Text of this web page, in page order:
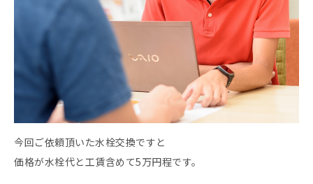
今回ご依頼頂いた水栓交換ですと
価格が水栓代と工賃含めて5万円程です。